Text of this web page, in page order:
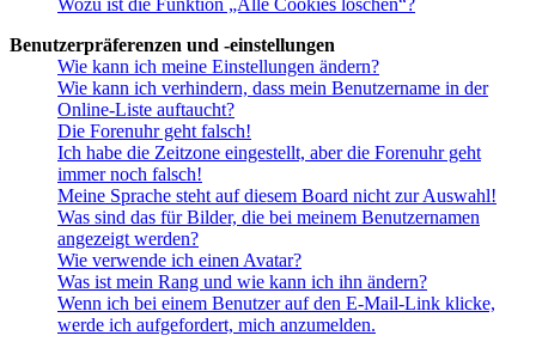
Wozu ist die Funktion „Alle Cookies löschen“?
Benutzerpräferenzen und -einstellungen
Wie kann ich meine Einstellungen ändern?
Wie kann ich verhindern, dass mein Benutzername in der
Online-Liste auftaucht?
Die Forenuhr geht falsch!
Ich habe die Zeitzone eingestellt, aber die Forenuhr geht
immer noch falsch!
Meine Sprache steht auf diesem Board nicht zur Auswahl!
Was sind das für Bilder, die bei meinem Benutzernamen
angezeigt werden?
Wie verwende ich einen Avatar?
Was ist mein Rang und wie kann ich ihn ändern?
Wenn ich bei einem Benutzer auf den E-Mail-Link klicke,
werde ich aufgefordert, mich anzumelden.